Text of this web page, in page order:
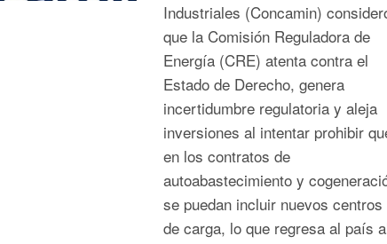
Industriales (Concamin)
que la Comisión Reguladora de
Energía (CRE) atenta contra el
Estado de Derecho, genera
incertidumbre regulatoria y aleja
inversiones al intentar prohibir
en los contratos de
autoabastecimiento y
se puedan incluir nuevos centros
de carga, lo que regresa al país